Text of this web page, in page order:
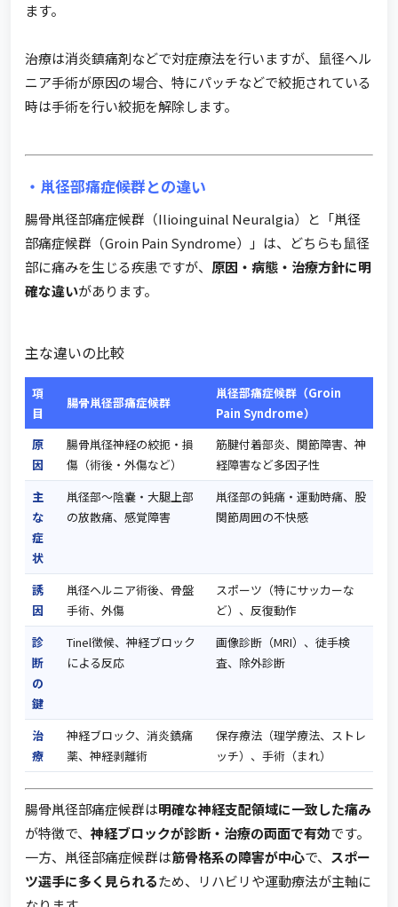
ます。
治療は消炎鎮痛剤などで対症療法を行いますが、鼠径ヘル
ニア手術が原因の場合、特にパッチなどで絞扼されている
時は手術を行い絞扼を解除します。
・鼡径部痛症候群との違い
腸骨鼡径部痛症候群（Ilioinguinal Neuralgia）と「鼡径
部痛症候群（Groin Pain Syndrome）」は、どちらも鼠径
部に痛みを生じる疾患ですが、 原因・病態・治療方針に明
確な違いがあります。
主な違いの比較
項
目
腸骨鼡径部痛症候群
鼡径部痛症候群（Groin
Pain Syndrome）
原
因
腸骨鼡径神経の絞扼・損
傷（術後・外傷など）
筋腱付着部炎、関節障害、神
経障害など多因子性
主
な
症
状
鼡径部〜陰嚢・大腿上部
の放散痛、感覚障害
鼡径部の鈍痛・運動時痛、股
関節周囲の不快感
誘
因
鼡径ヘルニア術後、骨盤
手術、外傷
スポーツ（特にサッカーな
ど）、反復動作
診
断
の
鍵
Tinel徴候、神経ブロック
による反応
画像診断（MRI）、徒手検
査、除外診断
治
療
神経ブロック、消炎鎮痛
薬、神経剥離術
保存療法（理学療法、ストレ
ッチ）、手術（まれ）
腸骨鼡径部痛症候群は明確な神経支配領域に一致した痛み
が特徴で、 神経ブロックが診断・治療の両面で有効です。
一方、鼡径部痛症候群は筋骨格系の障害が中心で、 スポー
ツ選手に多く見られるため、リハビリや運動療法が主軸に